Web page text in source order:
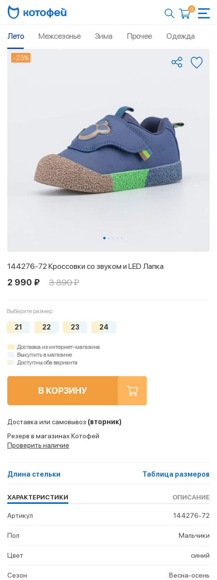
0
Лето Межсезонье Зима Прочее Одежда
-23%
144276-72 Кроссовки со звуком и LED Лапка
2 990 ₽ 3 890 ₽
Выберите размер
21 22 23 24
Доставка из интернет-магазина
Выкупить в магазине
Доступны оба варианта
В КОРЗИНУ
Доставка или самовывоз (вторник)
Резерв в магазинах Котофей
Проверить наличие
Длина стельки Таблица размеров
ХАРАКТЕРИСТИКИ ОПИСАНИЕ
Артикул 144276-72
Пол Мальчики
Цвет синий
Сезон Весна-осень